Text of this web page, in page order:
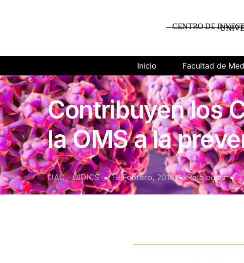
CENTRO DE
Inicio Facultad de
Contribuyen los
la OMS a la
UAC - CIDICS 19 Febrero, 2018 Patologías 3